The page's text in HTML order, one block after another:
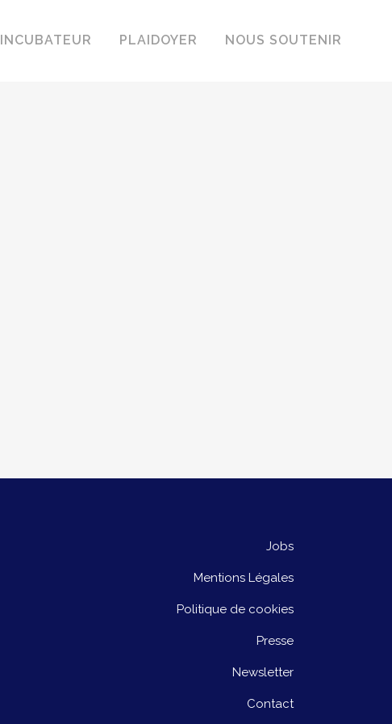
INCUBATEUR PLAIDOYER NOUS SOUTENIR
Jobs
Mentions Légales
Politique de cookies
Presse
Newsletter
Contact